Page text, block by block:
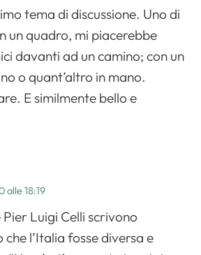
tema di discussione. Uno di
un quadro, mi piacerebbe
davanti ad un camino; con un
o quant’altro in mano.
E similmente bello e
alle 18:19
Luigi Celli scrivono
l’Italia fosse diversa e